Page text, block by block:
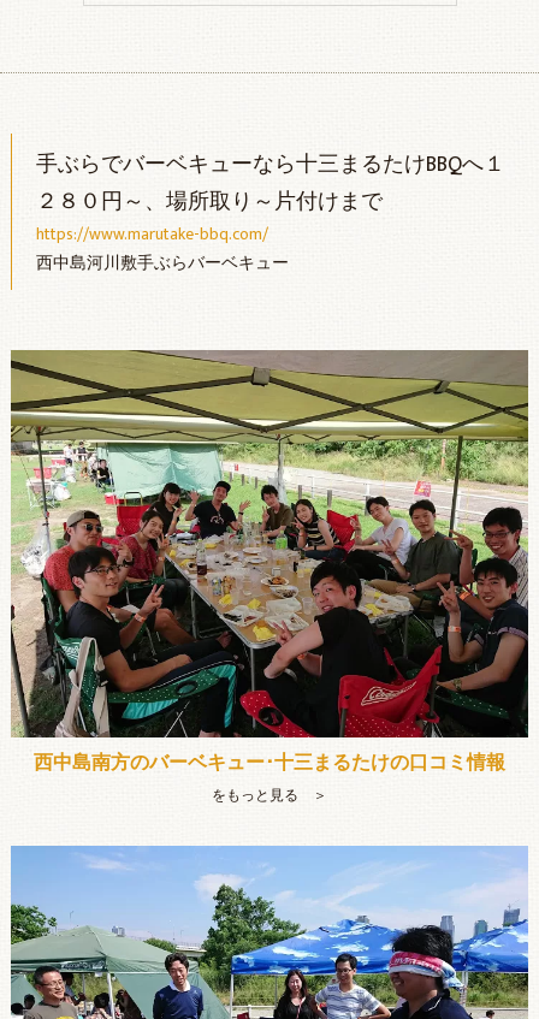
手ぶらでバーベキューなら十三まるたけBBQへ１
２８０円～、場所取り～片付けまで
https://www.marutake-bbq.com/
西中島河川敷手ぶらバーベキュー
西中島南方のバーベキュー･十三まるたけの口コミ情報
をもっと見る ＞